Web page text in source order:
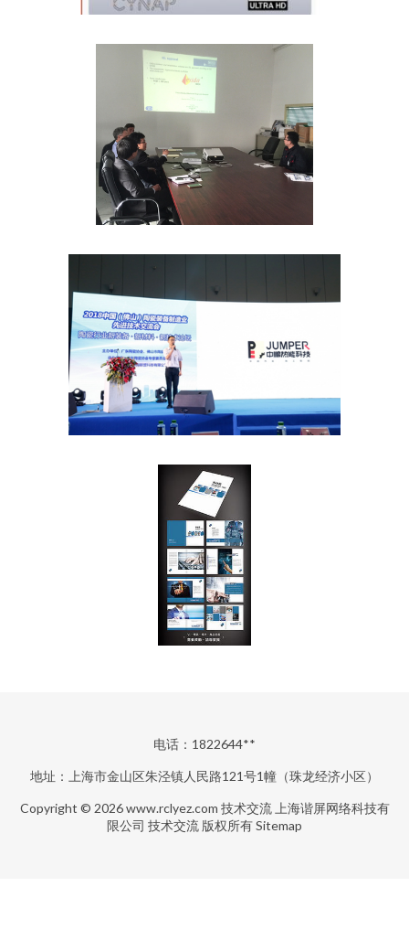
电话：1822644**
地址：上海市金山区朱泾镇人民路121号1幢（珠龙经济小区）
Copyright © 2026www.rclyez.com 技术交流 上海谐屏网络科技有
限公司 技术交流 版权所有Sitemap